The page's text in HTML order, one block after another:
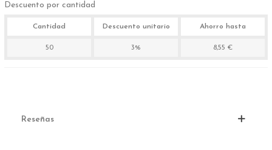
Descuento por cantidad
Cantidad Descuento unitario Ahorro hasta
50 3% 8,55 €
Reseñas